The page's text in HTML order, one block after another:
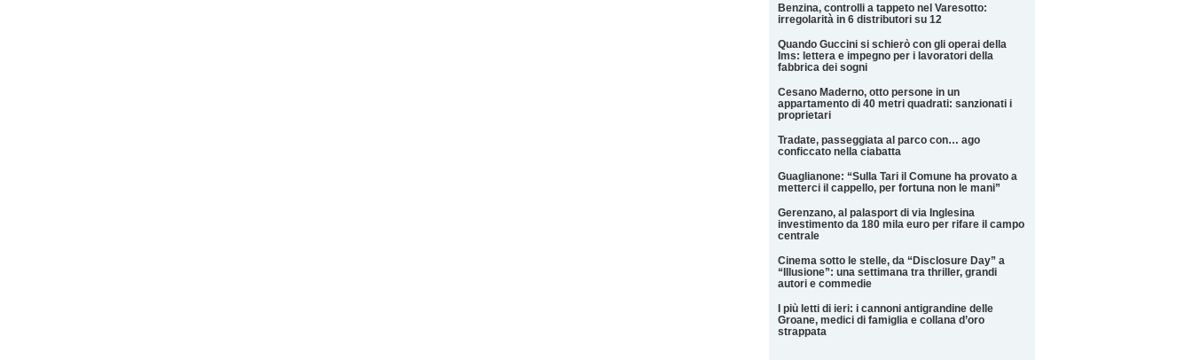
Benzina, controlli a tappeto nel Varesotto:
irregolarità in 6 distributori su 12
Quando Guccini si schierò con gli operai della
Ims: lettera e impegno per i lavoratori della
fabbrica dei sogni
Cesano Maderno, otto persone in un
appartamento di 40 metri quadrati: sanzionati i
proprietari
Tradate, passeggiata al parco con… ago
conficcato nella ciabatta
Guaglianone: “Sulla Tari il Comune ha provato a
metterci il cappello, per fortuna non le mani”
Gerenzano, al palasport di via Inglesina
investimento da 180 mila euro per rifare il campo
centrale
Cinema sotto le stelle, da “Disclosure Day” a
“Illusione”: una settimana tra thriller, grandi
autori e commedie
I più letti di ieri: i cannoni antigrandine delle
Groane, medici di famiglia e collana d’oro
strappata